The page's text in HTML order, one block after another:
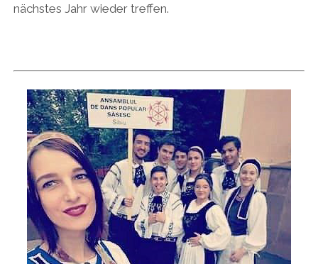
nächstes Jahr wieder treffen.